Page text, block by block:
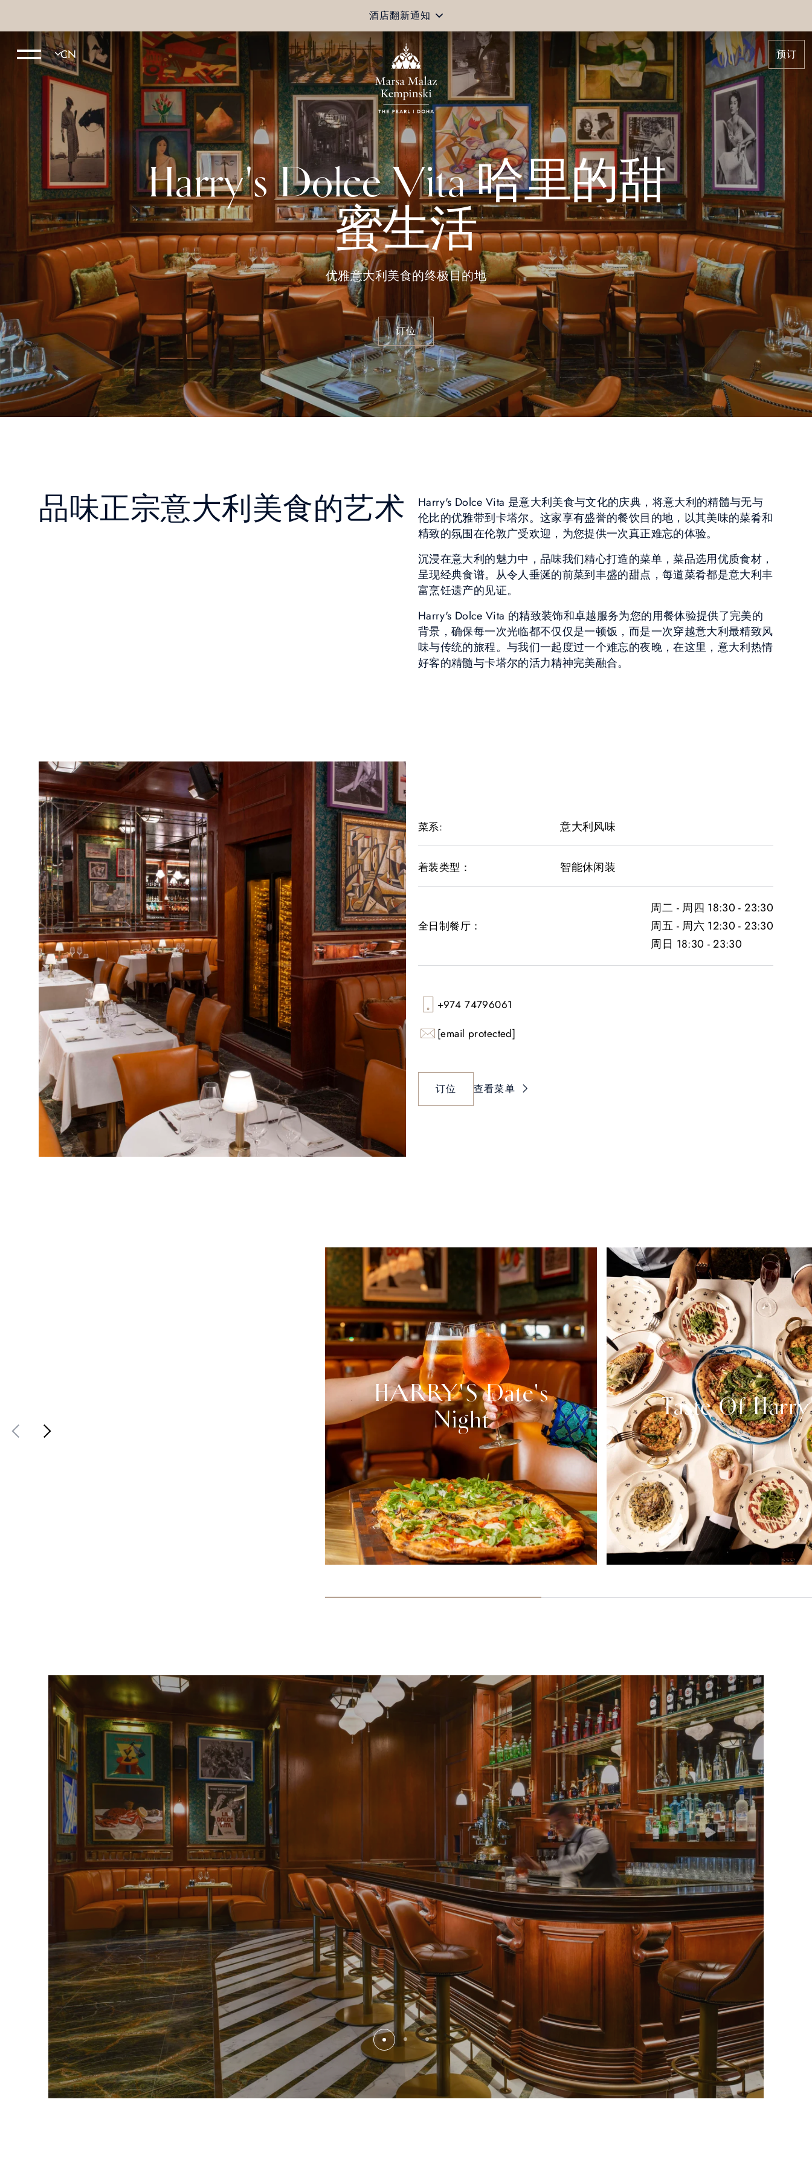
酒店翻新通知
预订
Harry's Dolce Vita 哈里的甜
蜜生活
优雅意大利美食的终极目的地
订位
品味正宗意大利美食的艺术
Harry's Dolce Vita 是意大利美食与文化的庆典，将意大利的精髓与无与
伦比的优雅带到卡塔尔。这家享有盛誉的餐饮目的地，以其美味的菜肴和
精致的氛围在伦敦广受欢迎，为您提供一次真正难忘的体验。
沉浸在意大利的魅力中，品味我们精心打造的菜单，菜品选用优质食材，
呈现经典食谱。从令人垂涎的前菜到丰盛的甜点，每道菜肴都是意大利丰
富烹饪遗产的见证。
Harry's Dolce Vita 的精致装饰和卓越服务为您的用餐体验提供了完美的
背景，确保每一次光临都不仅仅是一顿饭，而是一次穿越意大利最精致风
味与传统的旅程。与我们一起度过一个难忘的夜晚，在这里，意大利热情
好客的精髓与卡塔尔的活力精神完美融合。
菜系: 意大利风味
着装类型： 智能休闲装
全日制餐厅：
周二 - 周四 18:30 - 23:30
周五 - 周六 12:30 - 23:30
周日 18:30 - 23:30
+974 74796061
[email protected]
订位 查看菜单
HARRY'S Date's
Night
Taste Of